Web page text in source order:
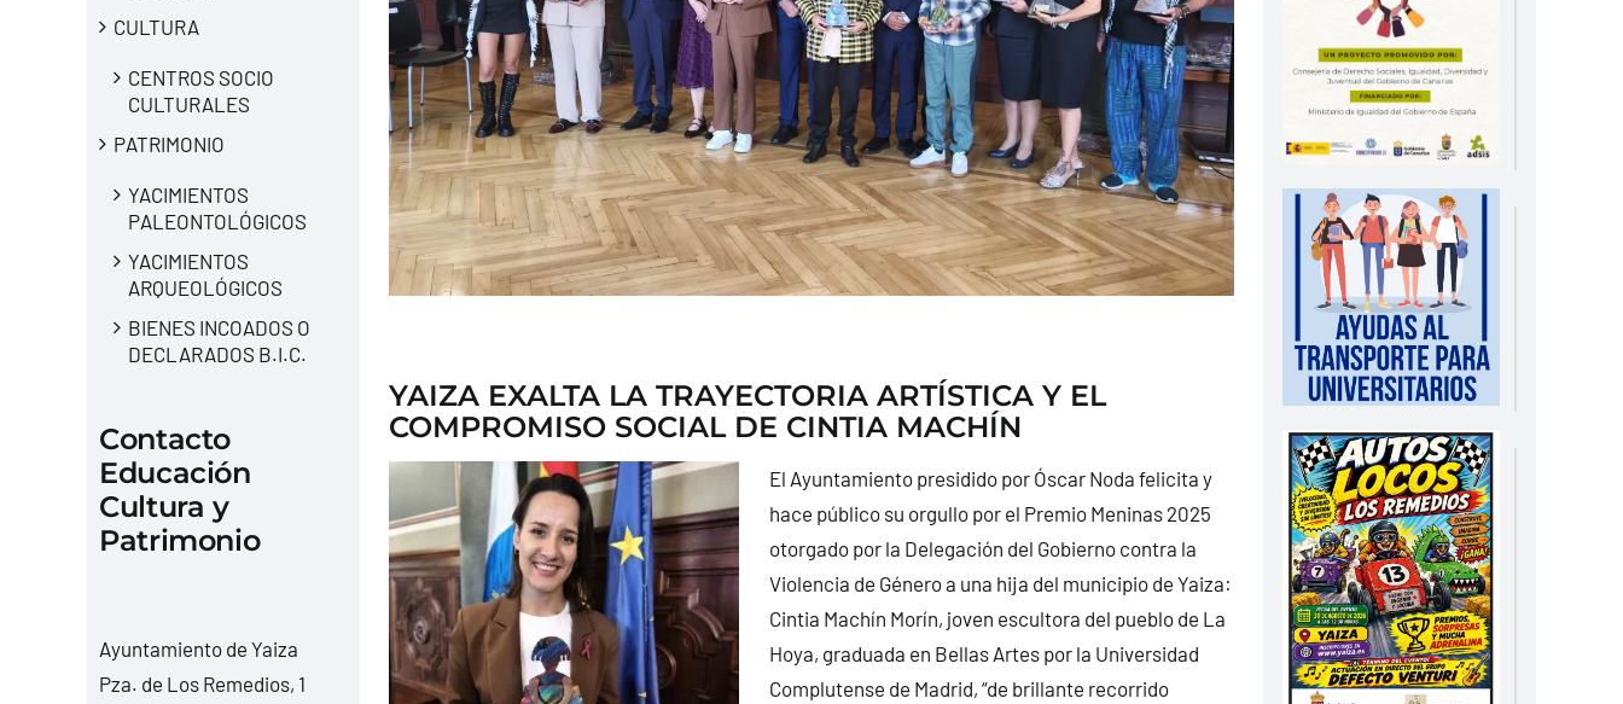
CULTURA
CENTROS SOCIO
CULTURALES
PATRIMONIO
YACIMIENTOS
PALEONTOLÓGICOS
YACIMIENTOS
ARQUEOLÓGICOS
BIENES INCOADOS O
DECLARADOS B.I.C.
Contacto
Educación
Cultura y
Patrimonio
Ayuntamiento de Yaiza
Pza. de Los Remedios, 1
YAIZA EXALTA LA TRAYECTORIA ARTÍSTICA Y EL
COMPROMISO SOCIAL DE CINTIA MACHÍN
El Ayuntamiento presidido por Óscar Noda felicita y
hace público su orgullo por el Premio Meninas 2025
otorgado por la Delegación del Gobierno contra la
Violencia de Género a una hija del municipio de Yaiza:
Cintia Machín Morín, joven escultora del pueblo de La
Hoya, graduada en Bellas Artes por la Universidad
Complutense de Madrid, “de brillante recorrido